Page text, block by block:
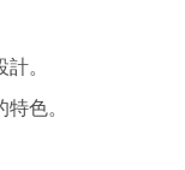
。
色。